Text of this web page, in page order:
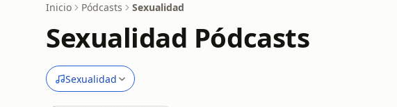
Inicio Pódcasts Sexualidad
Sexualidad Pódcasts
Sexualidad